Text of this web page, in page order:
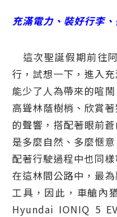
充滿電力、裝好行李
這次聖誕假期前往
行，試想一下，進入
能少了人為帶來的喧
高聳林蔭樹梢、欣賞
的聲響，搭配著眼前
是多麼自然、多麼愜
配著行駛過程中也同
在這林間公路中，最
工具，因此，車艙內
Hyundai IONIQ 5